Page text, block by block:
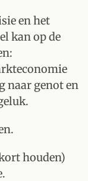
en het
kan op de
naar genot en
houden)